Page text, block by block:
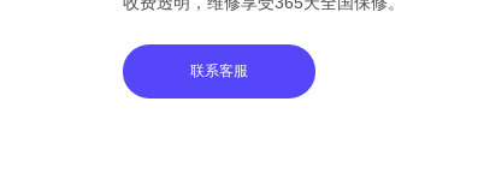
联系客服